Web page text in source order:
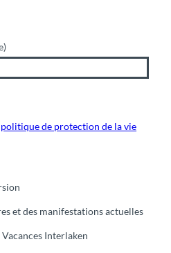
politique de protection de la vie
et des manifestations actuelles
Interlaken